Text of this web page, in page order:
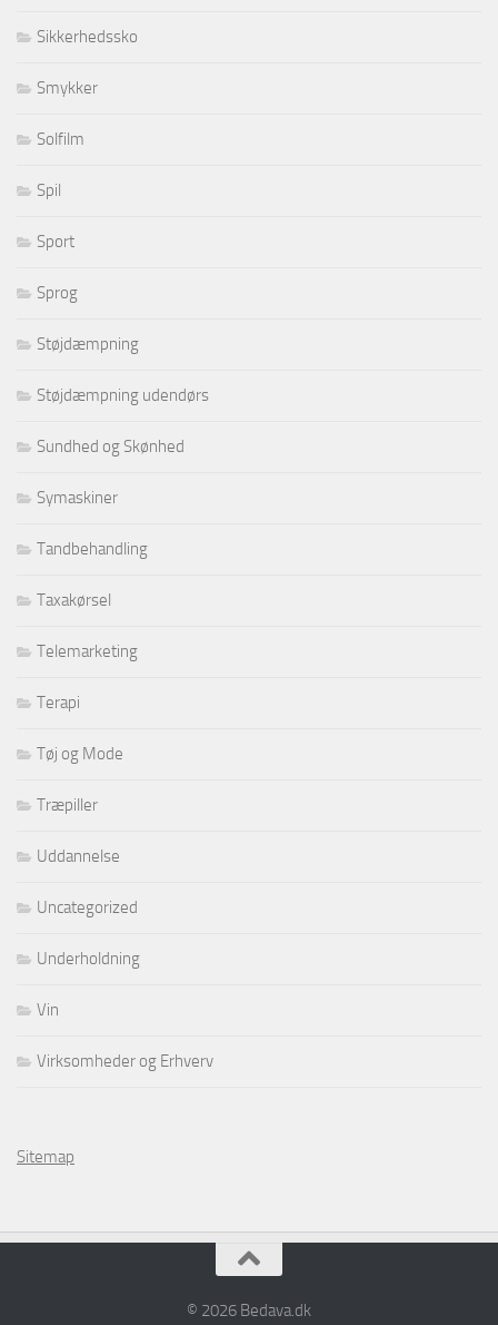
Sikkerhedssko
Smykker
Solfilm
Spil
Sport
Sprog
Støjdæmpning
Støjdæmpning udendørs
Sundhed og Skønhed
Symaskiner
Tandbehandling
Taxakørsel
Telemarketing
Terapi
Tøj og Mode
Træpiller
Uddannelse
Uncategorized
Underholdning
Vin
Virksomheder og Erhverv
Sitemap
© 2026 Bedava.dk